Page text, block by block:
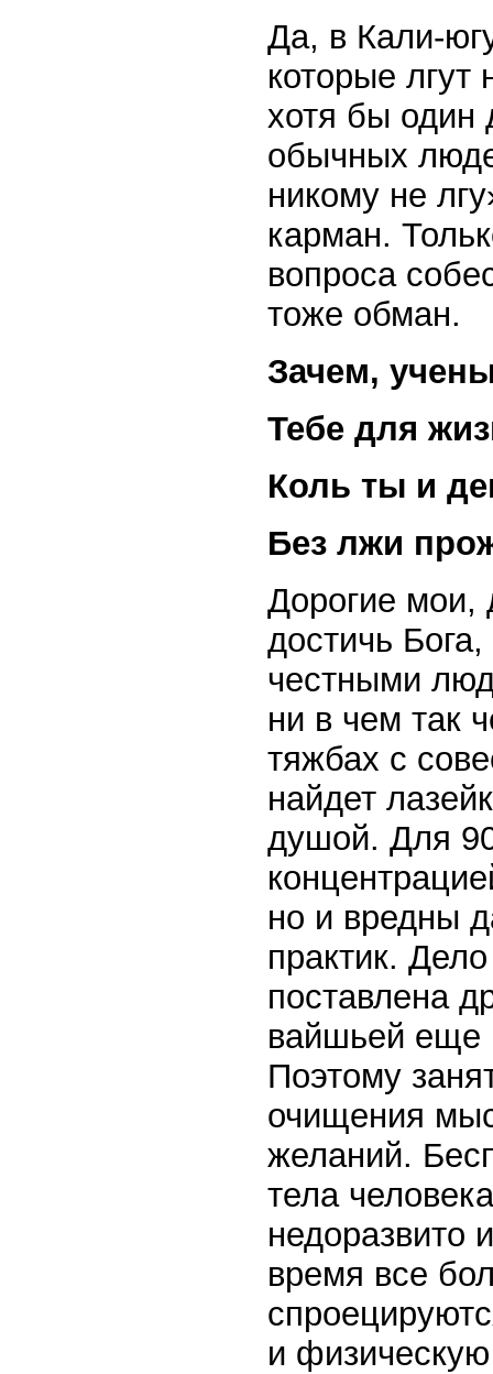
Да, в Кали-
которые
хотя бы один
обычных
никому не
карман.
вопроса
тоже обман.
Зачем,
Тебе для
Коль ты и
Без лжи
Дорогие мои,
достичь
честными
ни в чем так
тяжбах с
найдет
душой. Для
но и вредны
практик.
поставлена
вайшьей еще
Поэтому
очищения
желаний.
тела
недоразвито
время все
и